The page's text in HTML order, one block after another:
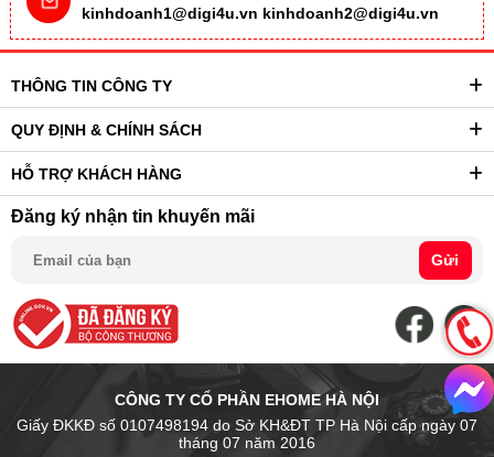
kinhdoanh1@digi4u.vn kinhdoanh2@digi4u.vn
THÔNG TIN CÔNG TY
QUY ĐỊNH & CHÍNH SÁCH
HỖ TRỢ KHÁCH HÀNG
Đăng ký nhận tin khuyến mãi
Gửi
CÔNG TY CỔ PHẦN EHOME HÀ NỘI
Giấy ĐKKĐ số 0107498194 do Sở KH&ĐT TP Hà Nội cấp ngày 07
tháng 07 năm 2016